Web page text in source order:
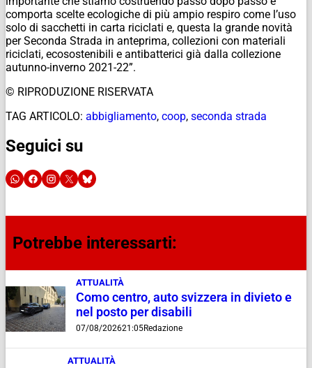
comporta scelte ecologiche di più ampio respiro come l’uso
solo di sacchetti in carta riciclati e, questa la grande novità
per Seconda Strada in anteprima, collezioni con materiali
riciclati, ecosostenibili e antibatterici già dalla collezione
autunno-inverno 2021-22”.
© RIPRODUZIONE RISERVATA
TAG ARTICOLO: abbigliamento, coop, seconda strada
Seguici su
Potrebbe interessarti:
ATTUALITÀ
Como centro, auto svizzera in divieto e
nel posto per disabili
07/08/202621:05Redazione
ATTUALITÀ